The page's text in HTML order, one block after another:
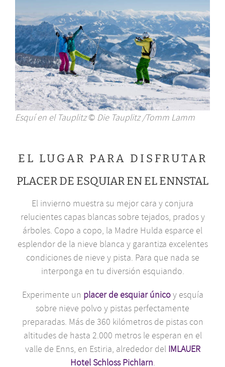
Esquí en el Tauplitz© Die Tauplitz /Tomm Lamm
EL LUGAR PARA DISFRUTAR
PLACER DE ESQUIAR EN EL ENNSTAL
El invierno muestra su mejor cara y conjura
relucientes capas blancas sobre tejados, prados y
árboles. Copo a copo, la Madre Hulda esparce el
esplendor de la nieve blanca y garantiza excelentes
condiciones de nieve y pista. Para que nada se
interponga en tu diversión esquiando.
Experimente un placer de esquiar únicoy esquía
sobre nieve polvo y pistas perfectamente
preparadas. Más de 360 kilómetros de pistas con
altitudes de hasta 2.000 metros le esperan en el
valle de Enns, en Estiria, alrededor del IMLAUER
Hotel Schloss Pichlarn.